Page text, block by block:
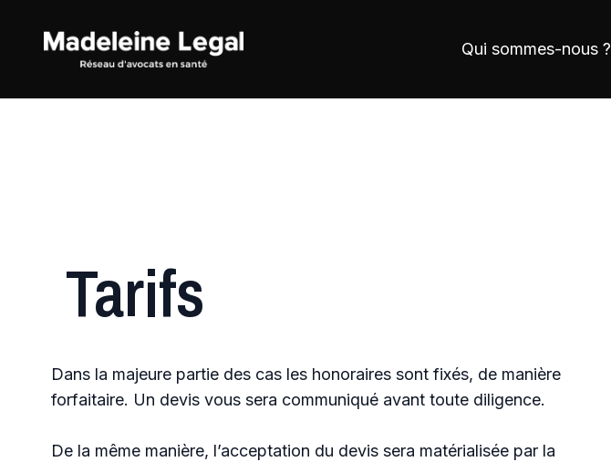
Qui sommes-nous ?
Tarifs
Dans la majeure partie des cas les honoraires sont fixés, de manière
forfaitaire. Un devis vous sera communiqué avant toute diligence.
De la même manière, l’acceptation du devis sera matérialisée par la